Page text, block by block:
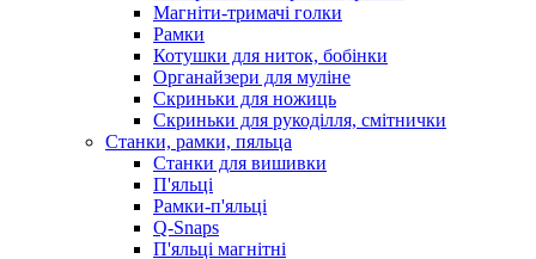
Магніти-тримачі голки
Рамки
Котушки для ниток, бобінки
Органайзери для муліне
Скриньки для ножиць
Скриньки для рукоділля, смітнички
Станки, рамки, пяльца
Станки для вишивки
П'яльці
Рамки-п'яльці
Q-Snaps
П'яльці магнітні